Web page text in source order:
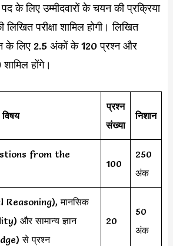
के लिए उम्मीदवारों के चयन की प्रक्रिया
परीक्षा शामिल होगी। लिखित
के लिए 2.5 अंकों के 120 प्रश्न और
होंगे।
विषय
प्रश्न
संख्या
निशान
from the
100
250
अंक
Reasoning), मानसिक
और सामान्य ज्ञान
से प्रश्न
20
50
अंक